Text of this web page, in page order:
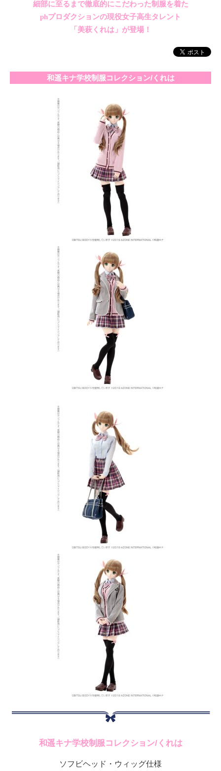
細部に至るまで徹底的にこだわった制服を着た
phプロダクションの現役女子高生タレント
「美萩くれは」が登場！
和遥キナ学校制服コレクション/くれは
和遥キナ学校制服コレクション/くれは
ソフビヘッド・ウィッグ仕様